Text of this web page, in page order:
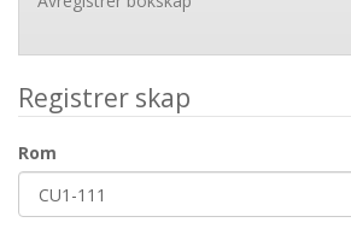
Registrer skap
Rom